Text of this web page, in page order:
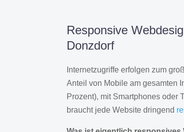
Responsive
Donzdorf
Internetzugriffe erfolgen zum
Anteil von Mobile am gesamten
Prozent), mit Smartphones oder
braucht jede Website dringend